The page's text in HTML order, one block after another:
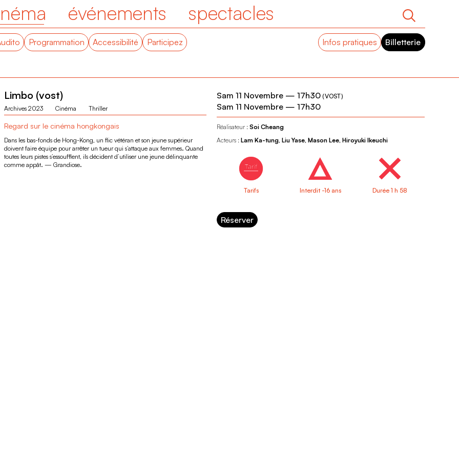
événements spectacles
Programmation Accessibilité Participez Infos pratiques Billetterie
Limbo (vost)
Archives 2023 Cinéma Thriller
Regard sur le cinéma hongkongais
Dans les bas-fonds de Hong-Kong, un flic vétéran et son jeune supérieur
doivent faire équipe pour arrêter un tueur qui s’attaque aux femmes. Quand
toutes leurs pistes s’essoufflent, ils décident d’utiliser une jeune délinquante
comme appât. — Grandiose.
Sam 11 Novembre— 17h30(VOST)
Sam 11 Novembre— 17h30
Réalisateur : Soi Cheang
Acteurs : Lam Ka-tung, Liu Yase, Mason Lee, Hiroyuki Ikeuchi
Tarifs Interdit -16 ans Durée 1 h 58
Réserver